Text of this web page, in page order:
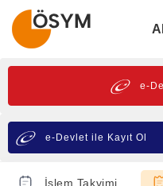
e-
e-Devlet ile Kayıt Ol
İşlem Takvimi